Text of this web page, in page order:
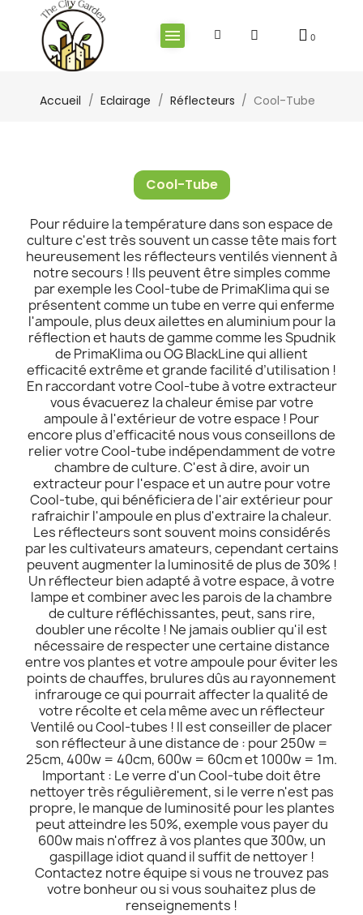
Accueil Eclairage Réflecteurs Cool-Tube
Cool-Tube
Pour réduire la température dans son espace de
culture c'est très souvent un casse tête mais fort
heureusement les réflecteurs ventilés viennent à
notre secours ! Ils peuvent être simples comme
par exemple les Cool-tube de PrimaKlima qui se
présentent comme un tube en verre qui enferme
l'ampoule, plus deux ailettes en aluminium pour la
réflection et hauts de gamme comme les Spudnik
de PrimaKlima ou OG BlackLine qui allient
efficacité extrême et grande facilité d’utilisation !
En raccordant votre Cool-tube à votre extracteur
vous évacuerez la chaleur émise par votre
ampoule à l'extérieur de votre espace ! Pour
encore plus d’efficacité nous vous conseillons de
relier votre Cool-tube indépendamment de votre
chambre de culture. C'est à dire, avoir un
extracteur pour l'espace et un autre pour votre
Cool-tube, qui bénéficiera de l'air extérieur pour
rafraichir l'ampoule en plus d'extraire la chaleur.
Les réflecteurs sont souvent moins considérés
par les cultivateurs amateurs, cependant certains
peuvent augmenter la luminosité de plus de 30% !
Un réflecteur bien adapté à votre espace, à votre
lampe et combiner avec les parois de la chambre
de culture réfléchissantes, peut, sans rire,
doubler une récolte ! Ne jamais oublier qu'il est
nécessaire de respecter une certaine distance
entre vos plantes et votre ampoule pour éviter les
points de chauffes, brulures dûs au rayonnement
infrarouge ce qui pourrait affecter la qualité de
votre récolte et cela même avec un réflecteur
Ventilé ou Cool-tubes ! Il est conseiller de placer
son réflecteur à une distance de : pour 250w =
25cm, 400w = 40cm, 600w = 60cm et 1000w = 1m.
Important : Le verre d'un Cool-tube doit être
nettoyer très régulièrement, si le verre n'est pas
propre, le manque de luminosité pour les plantes
peut atteindre les 50%, exemple vous payer du
600w mais n'offrez à vos plantes que 300w, un
gaspillage idiot quand il suffit de nettoyer !
Contactez notre équipe si vous ne trouvez pas
votre bonheur ou si vous souhaitez plus de
renseignements !